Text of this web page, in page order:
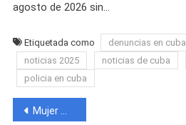
agosto de 2026 sin…
Etiquetada como denuncias en cuba
noticias 2025
noticias de cuba
policia en cuba
Navegación
Mujer mata a un gato en La Habana para poder hacerle una sopa a sus hijos